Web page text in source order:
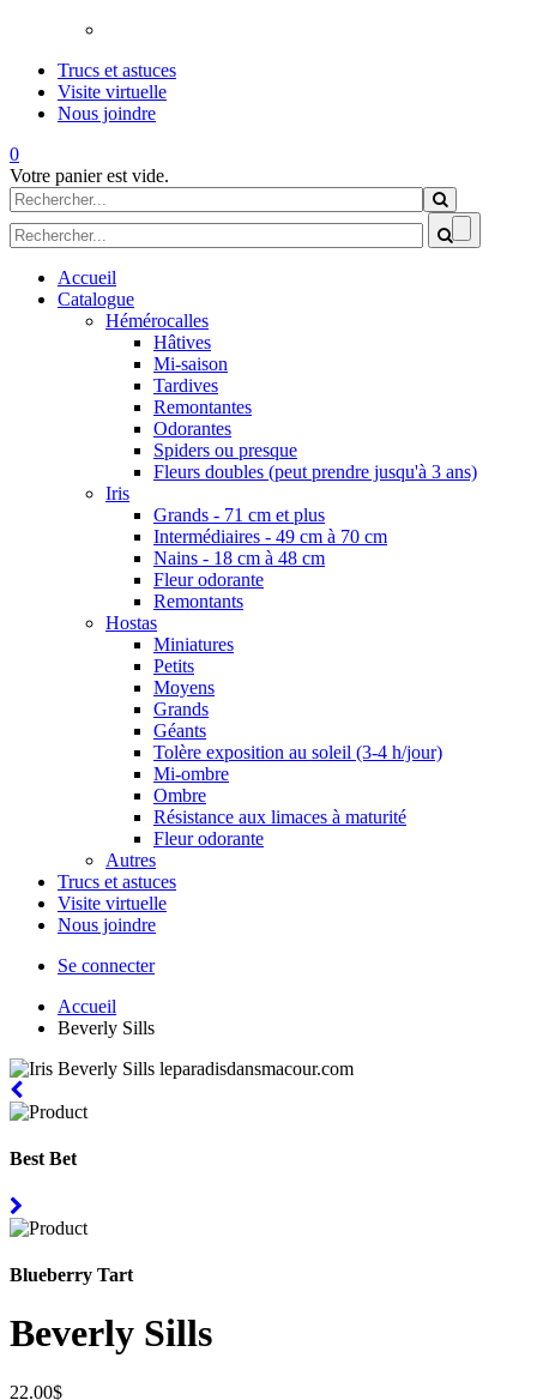
Trucs et astuces
Visite virtuelle
Nous joindre
0
Votre panier est vide.
Formulaire de recherche
Formulaire de recherche
Rechercher
Accueil
Catalogue
Hémérocalles
Hâtives
Mi-saison
Tardives
Remontantes
Odorantes
Spiders ou presque
Fleurs doubles (peut prendre jusqu'à 3 ans)
Iris
Grands - 71 cm et plus
Intermédiaires - 49 cm à 70 cm
Nains - 18 cm à 48 cm
Fleur odorante
Remontants
Hostas
Miniatures
Petits
Moyens
Grands
Géants
Tolère exposition au soleil (3-4 h/jour)
Mi-ombre
Ombre
Résistance aux limaces à maturité
Fleur odorante
Autres
Trucs et astuces
Visite virtuelle
Nous joindre
Se connecter
Accueil
Beverly Sills
Best Bet
Blueberry Tart
Beverly Sills
22.00$